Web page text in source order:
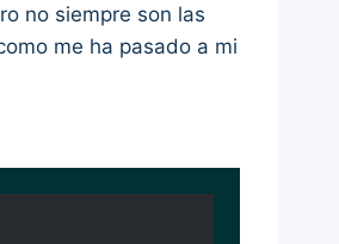
no siempre son las
me ha pasado a mi